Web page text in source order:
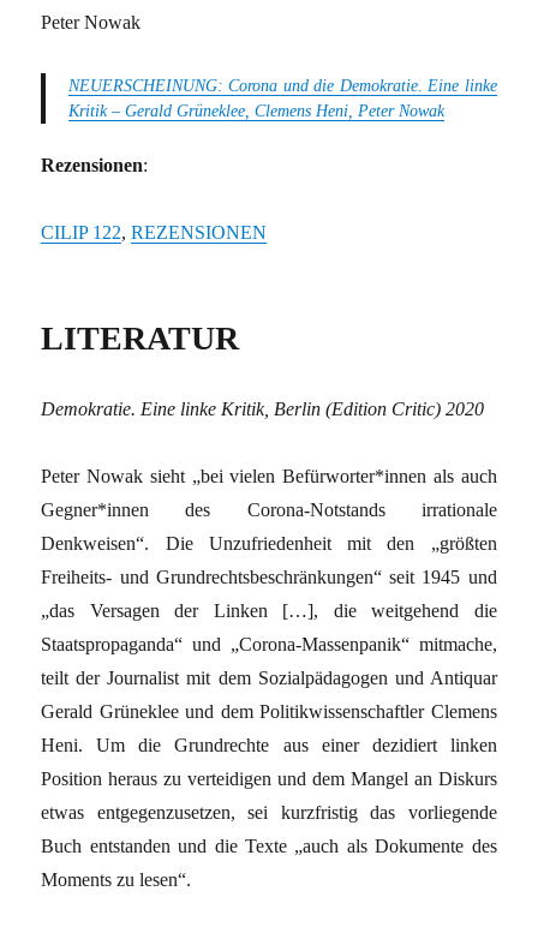
Peter Nowak
NEUERSCHEINUNG: Corona und die Demokratie. Eine linke
Kritik – Gerald Grüneklee, Clemens Heni, Peter Nowak
Rezensionen:
CILIP 122,REZENSIONEN
LITERATUR
Demokratie. Eine linke Kritik, Berlin (Edition Critic) 2020
Peter Nowak sieht „bei vielen Befürworter*innen als auch
Gegner*innen des Corona-Notstands irrationale
Denkweisen“. Die Unzufriedenheit mit den „größten
Freiheits- und Grundrechtsbeschränkungen“ seit 1945 und
„das Versagen der Linken […], die weitgehend die
Staatspropaganda“ und „Corona-Massenpanik“ mitmache,
teilt der Journalist mit dem Sozialpädagogen und Antiquar
Gerald Grüneklee und dem Politikwissenschaftler Clemens
Heni. Um die Grundrechte aus einer dezidiert linken
Position heraus zu verteidigen und dem Mangel an Diskurs
etwas entgegenzusetzen, sei kurzfristig das vorliegende
Buch entstanden und die Texte „auch als Dokumente des
Moments zu lesen“.